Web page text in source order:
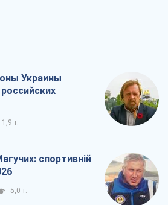
Украины
1,9 т.
спортивній
5,0 т.